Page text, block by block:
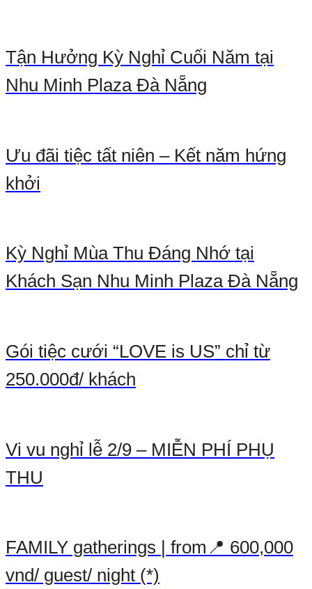
Tận Hưởng Kỳ Nghỉ Cuối Năm tại
Nhu Minh Plaza Đà Nẵng
Ưu đãi tiệc tất niên – Kết năm hứng
khởi
Kỳ Nghỉ Mùa Thu Đáng Nhớ tại
Khách Sạn Nhu Minh Plaza Đà Nẵng
Gói tiệc cưới “LOVE is US” chỉ từ
250.000đ/ khách
Vi vu nghỉ lễ 2/9 – MIỄN PHÍ PHỤ
THU
FAMILY gatherings | from📍 600,000
vnd/ guest/ night (*)